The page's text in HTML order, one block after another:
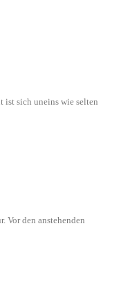
ist sich uneins wie selten
den anstehenden